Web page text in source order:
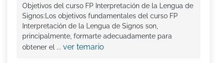
Objetivos del curso FP Interpretación de la Lengua de
Signos:Los objetivos fundamentales del curso FP
Interpretación de la Lengua de Signos son,
principalmente, formarte adecuadamente para
obtener el ... ver temario